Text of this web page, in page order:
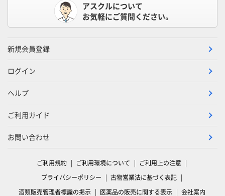
アスクルについて
お気軽にご質問ください。
新規会員登録
ログイン
ヘルプ
ご利用ガイド
お問い合わせ
ご利用規約 ご利用環境について
ご利用上の注意
プライバシーポリシー
古物営業法に基づく表記
酒類販売管理者標識の掲示
医薬品の販売に関する表示 会社案内